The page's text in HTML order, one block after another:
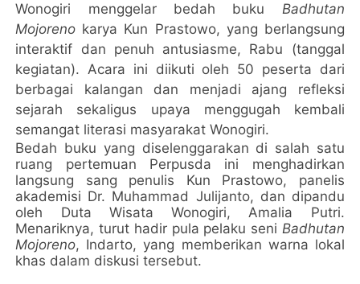
Wonogiri menggelar bedah buku Badhutan
Mojoreno karya Kun Prastowo, yang berlangsung
interaktif dan penuh antusiasme, Rabu (tanggal
kegiatan). Acara ini diikuti oleh 50 peserta dari
berbagai kalangan dan menjadi ajang refleksi
sejarah sekaligus upaya menggugah kembali
semangat literasi masyarakat Wonogiri.
Bedah buku yang diselenggarakan di salah satu
ruang pertemuan Perpusda ini menghadirkan
langsung sang penulis Kun Prastowo, panelis
akademisi Dr. Muhammad Julijanto, dan dipandu
oleh Duta Wisata Wonogiri, Amalia Putri.
Menariknya, turut hadir pula pelaku seni Badhutan
Mojoreno, Indarto, yang memberikan warna lokal
khas dalam diskusi tersebut.